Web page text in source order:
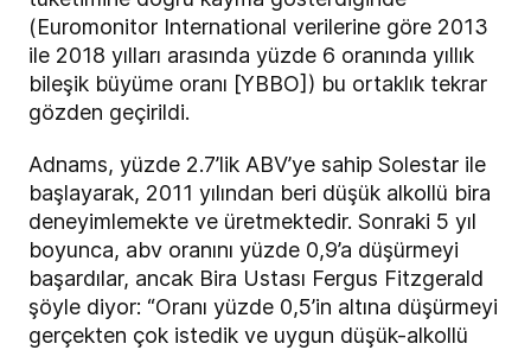
(Euromonitor International verilerine göre 2013
ile 2018 yılları arasında yüzde 6 oranında yıllık
bileşik büyüme oranı [YBBO]) bu ortaklık tekrar
gözden geçirildi.
Adnams, yüzde 2.7’lik ABV’ye sahip Solestar ile
başlayarak, 2011 yılından beri düşük alkollü bira
deneyimlemekte ve üretmektedir. Sonraki 5 yıl
boyunca, abv oranını yüzde 0,9’a düşürmeyi
başardılar, ancak Bira Ustası Fergus Fitzgerald
şöyle diyor: “Oranı yüzde 0,5’in altına düşürmeyi
gerçekten çok istedik ve uygun düşük-alkollü